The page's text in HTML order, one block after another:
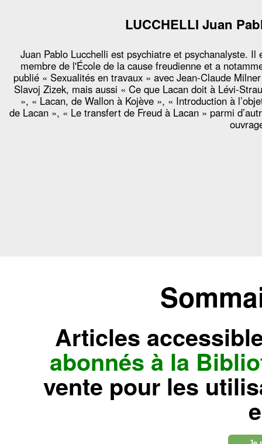
LUCCHELLI Juan
Juan Pablo Lucchelli est psychiatre et psychanalyste. Il
membre de l'École de la cause freudienne et a
publié « Sexualités en travaux » avec Jean-Claude
Slavoj Zizek, mais aussi « Ce que Lacan doit à Lévi-
», « Lacan, de Wallon à Kojève », « Introduction à
de Lacan », « Le transfert de Freud à Lacan » parmi
Articles
abonnés à la
vente pour les